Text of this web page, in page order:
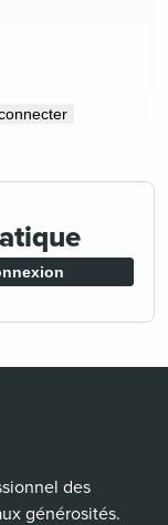
des
générosités.